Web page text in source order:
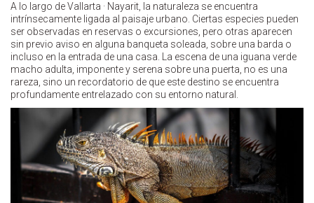
A lo largo de Vallarta · Nayarit, la naturaleza se encuentra
intrínsecamente ligada al paisaje urbano. Ciertas especies pueden
ser observadas en reservas o excursiones, pero otras aparecen
sin previo aviso en alguna banqueta soleada, sobre una barda o
incluso en la entrada de una casa. La escena de una iguana verde
macho adulta, imponente y serena sobre una puerta, no es una
rareza, sino un recordatorio de que este destino se encuentra
profundamente entrelazado con su entorno natural.